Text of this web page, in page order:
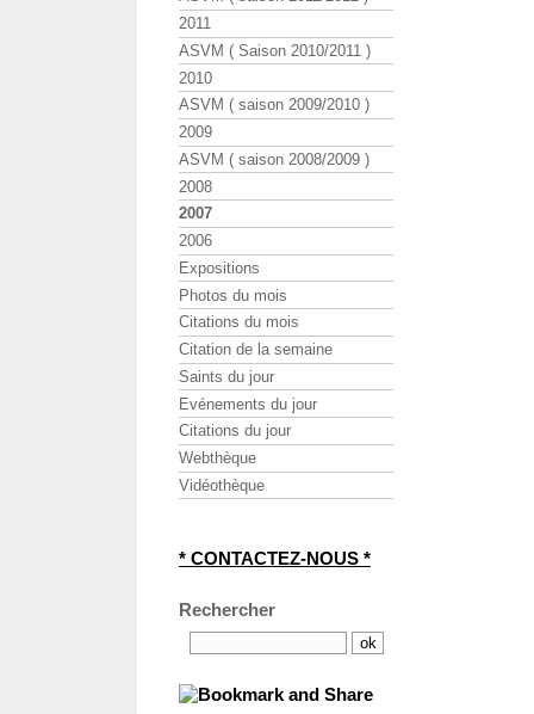
2011
ASVM ( Saison 2010/2011 )
2010
ASVM ( saison 2009/2010 )
2009
ASVM ( saison 2008/2009 )
2008
2007
2006
Expositions
Photos du mois
Citations du mois
Citation de la semaine
Saints du jour
Evénements du jour
Citations du jour
Webthèque
Vidéothèque
* CONTACTEZ-NOUS *
Rechercher